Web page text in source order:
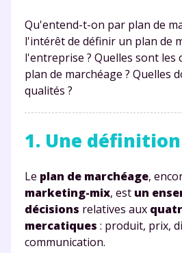
Qu'entend-t-on par plan de
l'intérêt de définir un plan de
l'entreprise ? Quelles sont les
plan de marchéage ? Quelles
qualités ?
1. Une définition
Le plan de marchéage,
marketing-mix, est un
décisions relatives aux
mercatiques : produit, prix,
communication.